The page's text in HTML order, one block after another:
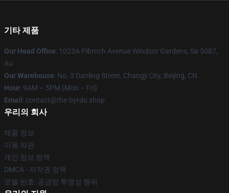
기타 제품
Our Head Office: 1023A Pibroch Avenue Windsor Gardens, Sa 5087,
Au
Our Warehouse: No. 3 Danling Street, Changji City, Beijing, CN
Hour: 9AM – 5PM (Mon – Fri)
Email : contact@the-byrds.shop
우리의 회사
제품 정보
이용 약관
개인 정보 정책
DMCA - 저작권 정책
모델 번호: 공급망 투명성 행위